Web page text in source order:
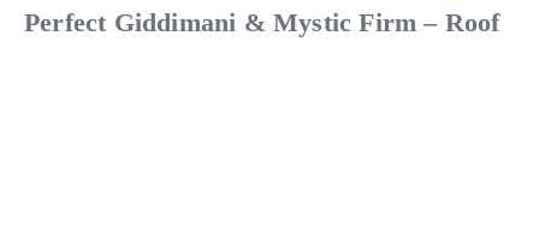
Perfect Giddimani & Mystic Firm – Roof